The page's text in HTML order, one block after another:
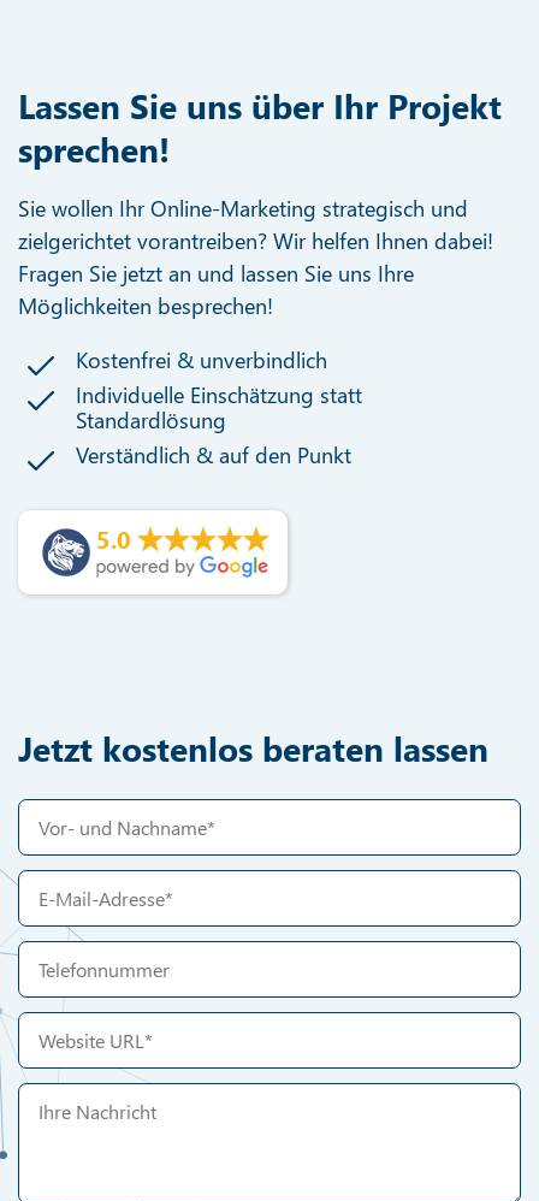
Lassen Sie uns über Ihr Projekt
sprechen!
Sie wollen Ihr Online-Marketing strategisch und
zielgerichtet vorantreiben? Wir helfen Ihnen dabei!
Fragen Sie jetzt an und lassen Sie uns Ihre
Möglichkeiten besprechen!
Kostenfrei & unverbindlich
Individuelle Einschätzung statt
Standardlösung
Verständlich & auf den Punkt
5.0
Jetzt kostenlos beraten lassen